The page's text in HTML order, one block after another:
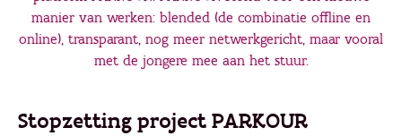
manier van werken: blended (de combinatie offline en
online), transparant, nog meer netwerkgericht, maar vooral
met de jongere mee aan het stuur.
Stopzetting project PARKOUR